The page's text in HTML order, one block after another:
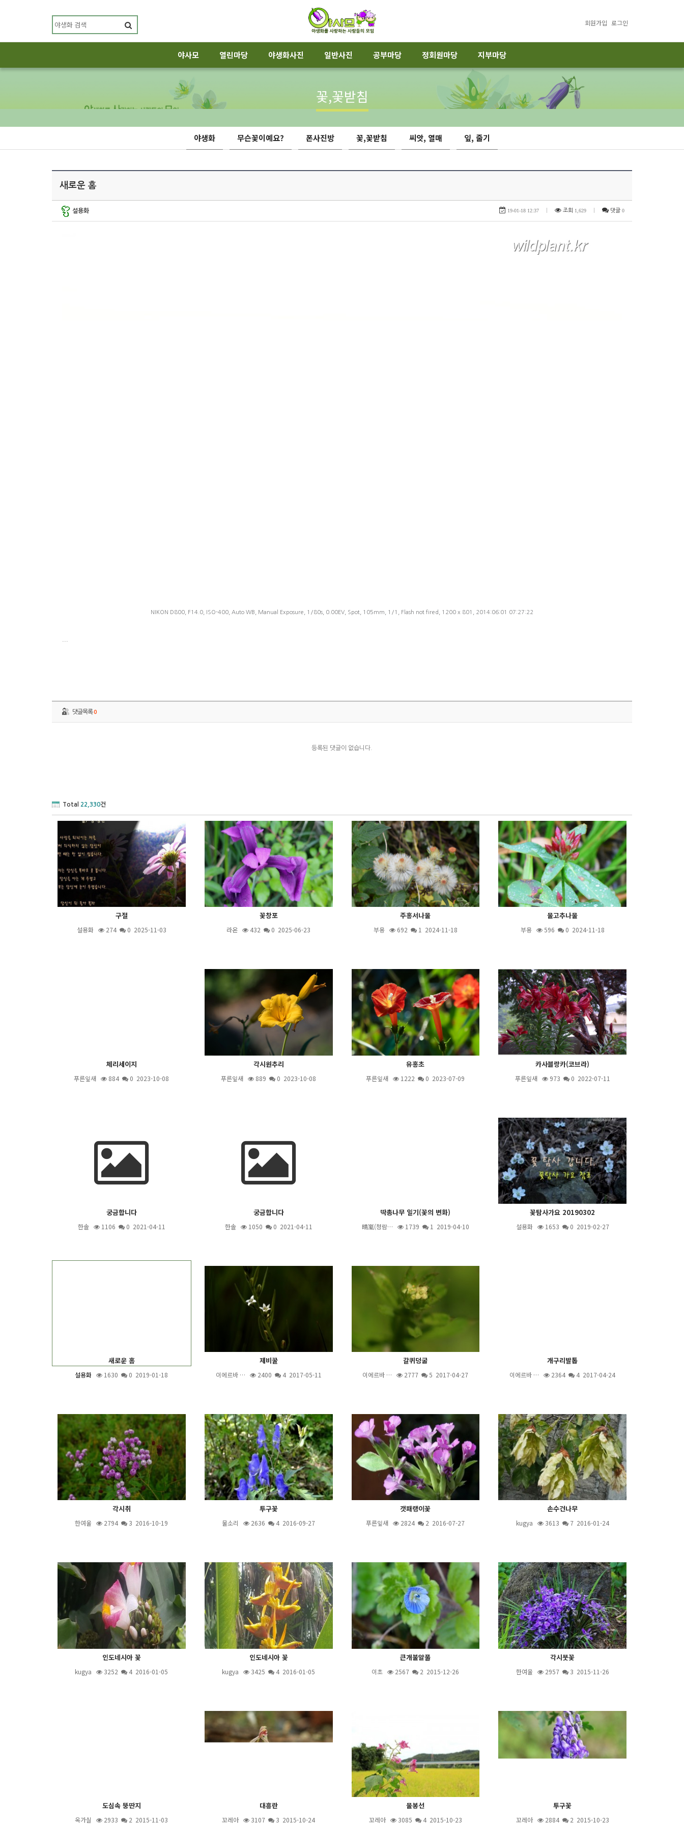
회원가입 로그인
야사모 열린마당 야생화사진 일반사진 공부마당 정회원마당 지부마당
꽃,꽃받침
야생화 무슨꽃이예요? 폰사진방 꽃,꽃받침 씨앗, 열매 잎, 줄기
새로운 홈
설용화 19-01-18 12:37 조회 1,629 댓글 0
NIKON D800, F14.0, ISO-400, Auto WB, Manual Exposure, 1/80s, 0.00EV, Spot, 105mm, 1/1, Flash not fired, 1200 x 801, 2014:06:01 07:27:22
댓글목록0
등록된 댓글이 없습니다.
Total 22,330건
구절
설용화 274 0 2025-11-03
꽃창포
라온 432 0 2025-06-23
주홍서나물
부용 692 1 2024-11-18
물고추나물
부용 596 0 2024-11-18
체리세이지
푸른잎새 884 0 2023-10-08
각시원추리
푸른잎새 889 0 2023-10-08
유홍초
푸른잎새 1222 0 2023-07-09
카사블랑카(코브라)
푸른잎새 973 0 2022-07-11
궁금합니다
한솔 1106 0 2021-04-11
궁금합니다
한솔 1050 0 2021-04-11
딱총나무 일기(꽃의 변화)
晴嵐(청람… 1739 1 2019-04-10
꽃탐사가요 20190302
설용화 1653 0 2019-02-27
새로운 홈
설용화 1630 0 2019-01-18
제비꿀
이에르바 … 2400 42017-05-11
갈퀴덩굴
이에르바 … 2777 5 2017-04-27
개구리발톱
이에르바 … 2364 4 2017-04-24
각시취
한여울 2794 3 2016-10-19
투구꽃
물소리 2636 4 2016-09-27
갯패랭이꽃
푸른잎새 2824 2 2016-07-27
손수건나무
kugya 3613 72016-01-24
인도네시아 꽃
kugya 3252 4 2016-01-05
인도네시아 꽃
kugya 3425 4 2016-01-05
큰개불알풀
이초 2567 2 2015-12-26
각시붓꽃
한여울 2957 3 2015-11-26
도심속 뚱딴지
옥가실 2933 2 2015-11-03
대흥란
꼬레아 3107 3 2015-10-24
물봉선
꼬레아 3085 42015-10-23
투구꽃
꼬레아 2884 2 2015-10-23